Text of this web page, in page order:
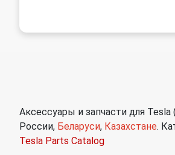
Аксессуары и запчасти для Tesla
России, Беларуси, Казахстане.
Tesla Parts Catalog